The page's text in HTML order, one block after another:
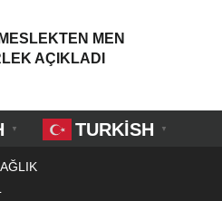
MEN
AÇIKLADI
▼ TURKISH ▼